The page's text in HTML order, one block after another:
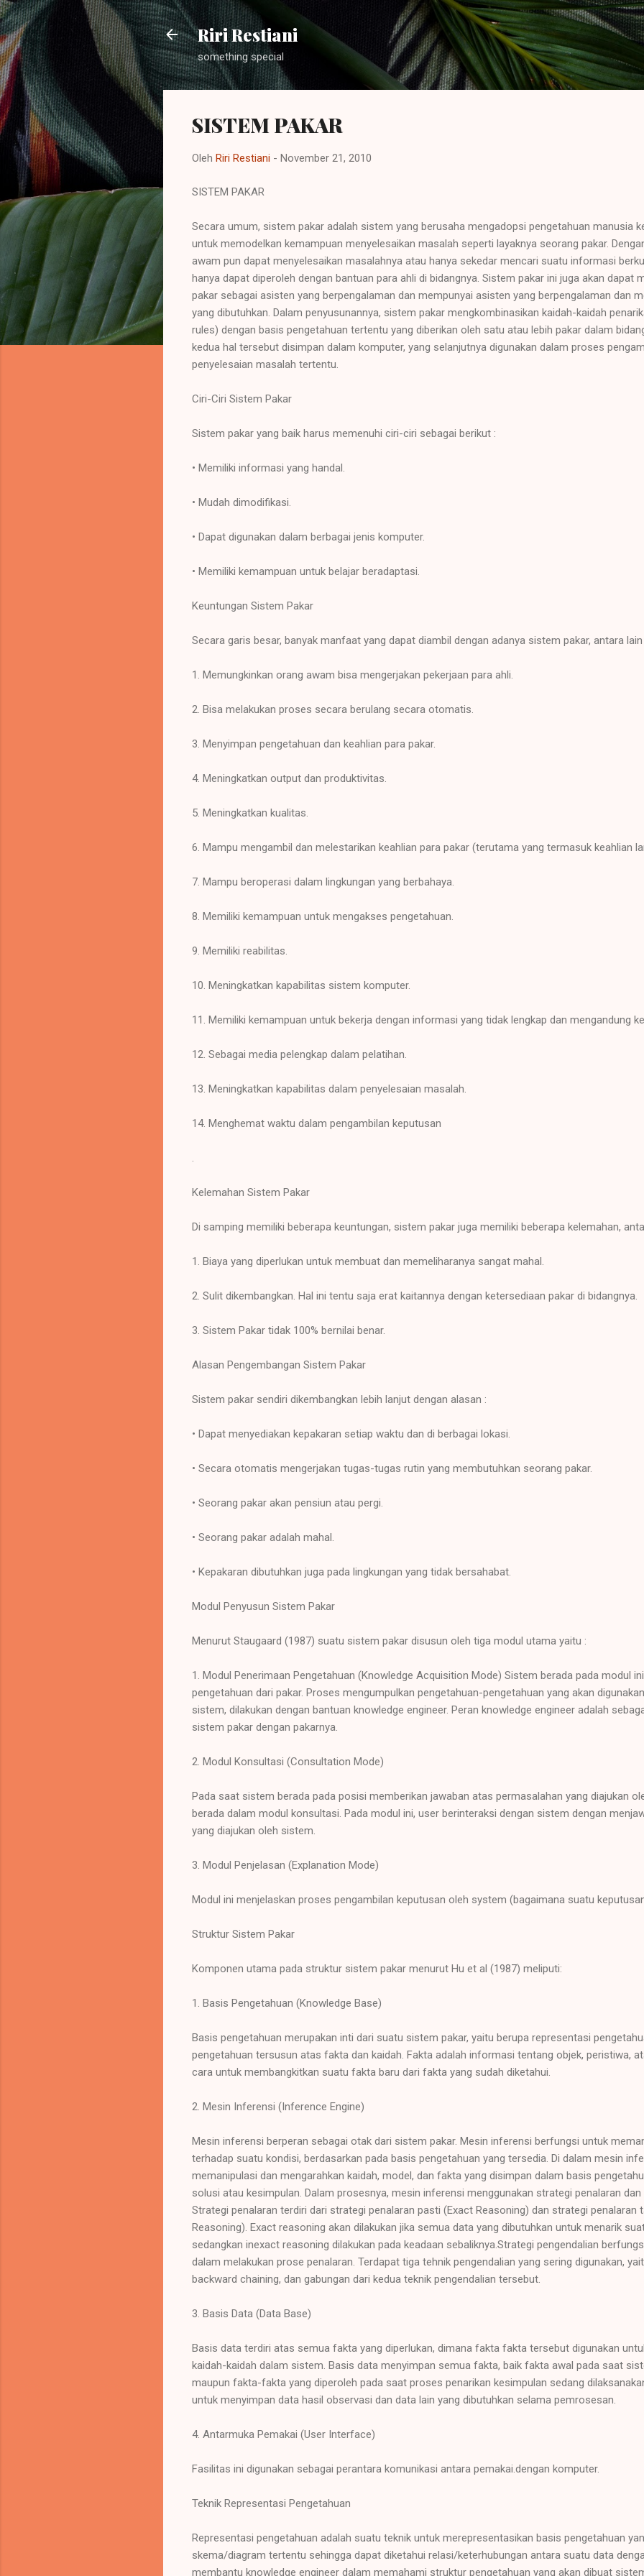
Langsung ke konten utama
Riri Restiani
something special
SISTEM PAKAR
Oleh Riri Restiani - November 21, 2010
SISTEM PAKAR
Secara umum, sistem pakar adalah sistem yang berusaha mengadopsi pengetahuan manusia
untuk memodelkan kemampuan menyelesaikan masalah seperti layaknya seorang pakar.
awam pun dapat menyelesaikan masalahnya atau hanya sekedar mencari suatu informasi
hanya dapat diperoleh dengan bantuan para ahli di bidangnya. Sistem pakar ini juga akan dapat
pakar sebagai asisten yang berpengalaman dan mempunyai asisten yang berpengalaman dan
yang dibutuhkan. Dalam penyusunannya, sistem pakar mengkombinasikan kaidah-kaidah
rules) dengan basis pengetahuan tertentu yang diberikan oleh satu atau lebih pakar dalam
kedua hal tersebut disimpan dalam komputer, yang selanjutnya digunakan dalam proses
penyelesaian masalah tertentu.
Ciri-Ciri Sistem Pakar
Sistem pakar yang baik harus memenuhi ciri-ciri sebagai berikut :
• Memiliki informasi yang handal.
• Mudah dimodifikasi.
• Dapat digunakan dalam berbagai jenis komputer.
• Memiliki kemampuan untuk belajar beradaptasi.
Keuntungan Sistem Pakar
Secara garis besar, banyak manfaat yang dapat diambil dengan adanya sistem pakar, antara lain
1. Memungkinkan orang awam bisa mengerjakan pekerjaan para ahli.
2. Bisa melakukan proses secara berulang secara otomatis.
3. Menyimpan pengetahuan dan keahlian para pakar.
4. Meningkatkan output dan produktivitas.
5. Meningkatkan kualitas.
6. Mampu mengambil dan melestarikan keahlian para pakar (terutama yang termasuk keahlian
7. Mampu beroperasi dalam lingkungan yang berbahaya.
8. Memiliki kemampuan untuk mengakses pengetahuan.
9. Memiliki reabilitas.
10. Meningkatkan kapabilitas sistem komputer.
11. Memiliki kemampuan untuk bekerja dengan informasi yang tidak lengkap dan mengandung
12. Sebagai media pelengkap dalam pelatihan.
13. Meningkatkan kapabilitas dalam penyelesaian masalah.
14. Menghemat waktu dalam pengambilan keputusan
Kelemahan Sistem Pakar
Di samping memiliki beberapa keuntungan, sistem pakar juga memiliki beberapa kelemahan,
1. Biaya yang diperlukan untuk membuat dan memeliharanya sangat mahal.
2. Sulit dikembangkan. Hal ini tentu saja erat kaitannya dengan ketersediaan pakar di bidangnya.
3. Sistem Pakar tidak 100% bernilai benar.
Alasan Pengembangan Sistem Pakar
Sistem pakar sendiri dikembangkan lebih lanjut dengan alasan :
• Dapat menyediakan kepakaran setiap waktu dan di berbagai lokasi.
• Secara otomatis mengerjakan tugas-tugas rutin yang membutuhkan seorang pakar.
• Seorang pakar akan pensiun atau pergi.
• Seorang pakar adalah mahal.
• Kepakaran dibutuhkan juga pada lingkungan yang tidak bersahabat.
Modul Penyusun Sistem Pakar
Menurut Staugaard (1987) suatu sistem pakar disusun oleh tiga modul utama yaitu :
1. Modul Penerimaan Pengetahuan (Knowledge Acquisition Mode) Sistem berada pada modul
pengetahuan dari pakar. Proses mengumpulkan pengetahuan-pengetahuan yang akan
sistem, dilakukan dengan bantuan knowledge engineer. Peran knowledge engineer adalah
sistem pakar dengan pakarnya.
2. Modul Konsultasi (Consultation Mode)
Pada saat sistem berada pada posisi memberikan jawaban atas permasalahan yang diajukan
berada dalam modul konsultasi. Pada modul ini, user berinteraksi dengan sistem dengan
yang diajukan oleh sistem.
3. Modul Penjelasan (Explanation Mode)
Modul ini menjelaskan proses pengambilan keputusan oleh system (bagaimana suatu
Struktur Sistem Pakar
Komponen utama pada struktur sistem pakar menurut Hu et al (1987) meliputi:
1. Basis Pengetahuan (Knowledge Base)
Basis pengetahuan merupakan inti dari suatu sistem pakar, yaitu berupa representasi
pengetahuan tersusun atas fakta dan kaidah. Fakta adalah informasi tentang objek, peristiwa,
cara untuk membangkitkan suatu fakta baru dari fakta yang sudah diketahui.
2. Mesin Inferensi (Inference Engine)
Mesin inferensi berperan sebagai otak dari sistem pakar. Mesin inferensi berfungsi untuk
terhadap suatu kondisi, berdasarkan pada basis pengetahuan yang tersedia. Di dalam mesin
memanipulasi dan mengarahkan kaidah, model, dan fakta yang disimpan dalam basis
solusi atau kesimpulan. Dalam prosesnya, mesin inferensi menggunakan strategi penalaran dan
Strategi penalaran terdiri dari strategi penalaran pasti (Exact Reasoning) dan strategi penalaran
Reasoning). Exact reasoning akan dilakukan jika semua data yang dibutuhkan untuk menarik
sedangkan inexact reasoning dilakukan pada keadaan sebaliknya.Strategi pengendalian
dalam melakukan prose penalaran. Terdapat tiga tehnik pengendalian yang sering digunakan,
backward chaining, dan gabungan dari kedua teknik pengendalian tersebut.
3. Basis Data (Data Base)
Basis data terdiri atas semua fakta yang diperlukan, dimana fakta fakta tersebut digunakan
kaidah-kaidah dalam sistem. Basis data menyimpan semua fakta, baik fakta awal pada saat
maupun fakta-fakta yang diperoleh pada saat proses penarikan kesimpulan sedang
untuk menyimpan data hasil observasi dan data lain yang dibutuhkan selama pemrosesan.
4. Antarmuka Pemakai (User Interface)
Fasilitas ini digunakan sebagai perantara komunikasi antara pemakai.dengan komputer.
Teknik Representasi Pengetahuan
Representasi pengetahuan adalah suatu teknik untuk merepresentasikan basis pengetahuan
skema/diagram tertentu sehingga dapat diketahui relasi/keterhubungan antara suatu data
membantu knowledge engineer dalam memahami struktur pengetahuan yang akan dibuat